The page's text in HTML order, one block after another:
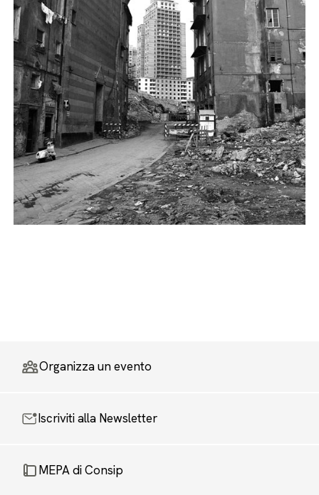
Organizza un evento
Iscriviti alla Newsletter
MEPA di Consip